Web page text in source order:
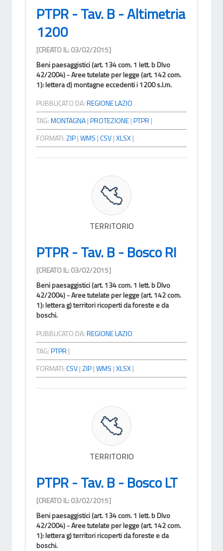
PTPR - Tav. B - Altimetria
1200
[CREATO IL: 03/02/2015]
Beni paesaggistici (art. 134 com. 1 lett. b Dlvo
42/2004) - Aree tutelate per legge (art. 142 com.
1): lettera d) montagne eccedenti i 1200 s.l.m.
PUBBLICATO DA:REGIONE LAZIO
TAG:MONTAGNA|PROTEZIONE|PTPR |
FORMATI:ZIP|WMS |CSV|XLSX|
TERRITORIO
PTPR - Tav. B - Bosco RI
[CREATO IL: 03/02/2015]
Beni paesaggistici (art. 134 com. 1 lett. b Dlvo
42/2004) - Aree tutelate per legge (art. 142 com.
1): lettera g) territori ricoperti da foreste e da
boschi.
PUBBLICATO DA:REGIONE LAZIO
TAG:PTPR |
FORMATI:CSV|ZIP|WMS |XLSX|
TERRITORIO
PTPR - Tav. B - Bosco LT
[CREATO IL: 03/02/2015]
Beni paesaggistici (art. 134 com. 1 lett. b Dlvo
42/2004) - Aree tutelate per legge (art. 142 com.
1): lettera g) territori ricoperti da foreste e da
boschi.